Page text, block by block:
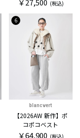
￥27,500 (税込)
6
blancvert
【2026AW 新作】ポ
コポコベスト
￥64,900 (税込)